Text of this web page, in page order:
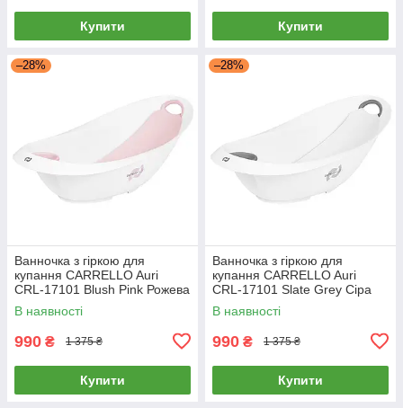
Купити Купити
–28%
Ванночка з гіркою для
купання CARRELLO Auri
CRL-17101 Blush Pink Рожева
В наявності
990 ₴ 1 375 ₴
Купити
–28%
Ванночка з гіркою для
купання CARRELLO Auri
CRL-17101 Slate Grey Сіра
В наявності
990 ₴ 1 375 ₴
Купити